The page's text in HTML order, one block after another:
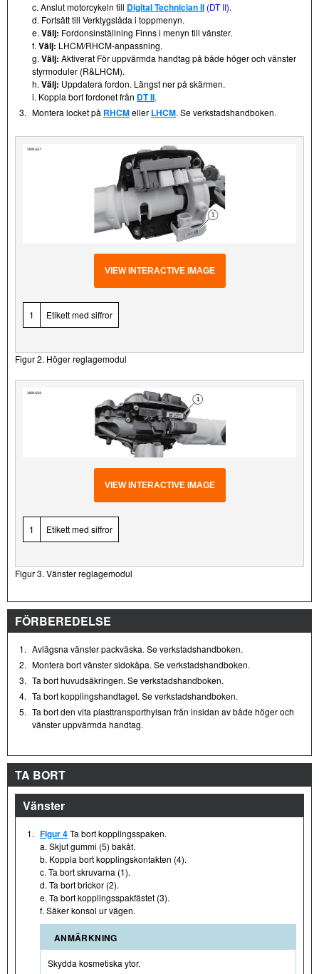
c. Anslut motorcykeln till Digital Technician II (DT II).
d. Fortsätt till Verktygslåda i toppmenyn.
e. Välj: Fordonsinställning Finns i menyn till vänster.
f. Välj: LHCM/RHCM-anpassning.
g. Välj: Aktiverat För uppvärmda handtag på både höger och vänster
styrmoduler (R&LHCM).
h. Välj: Uppdatera fordon. Längst ner på skärmen.
i. Koppla bort fordonet från DT II.
3. Montera locket på RHCMeller LHCM. Se verkstadshandboken.
VIEW INTERACTIVE IMAGE
1 Etikett med siffror
Figur 2. Höger reglagemodul
VIEW INTERACTIVE IMAGE
1 Etikett med siffror
Figur 3. Vänster reglagemodul
FÖRBEREDELSE
1. Avlägsna vänster packväska. Se verkstadshandboken.
2. Montera bort vänster sidokåpa. Se verkstadshandboken.
3. Ta bort huvudsäkringen. Se verkstadshandboken.
4. Ta bort kopplingshandtaget. Se verkstadshandboken.
5. Ta bort den vita plasttransporthylsan från insidan av både höger och
vänster uppvärmda handtag.
TA BORT
Vänster
1. Figur 4Ta bort kopplingsspaken.
a. Skjut gummi (5) bakåt.
b. Koppla bort kopplingskontakten (4).
c. Ta bort skruvarna (1).
d. Ta bort brickor (2).
e. Ta bort kopplingsspakfästet (3).
f. Säker konsol ur vägen.
ANMÄRKNING
Skydda kosmetiska ytor.